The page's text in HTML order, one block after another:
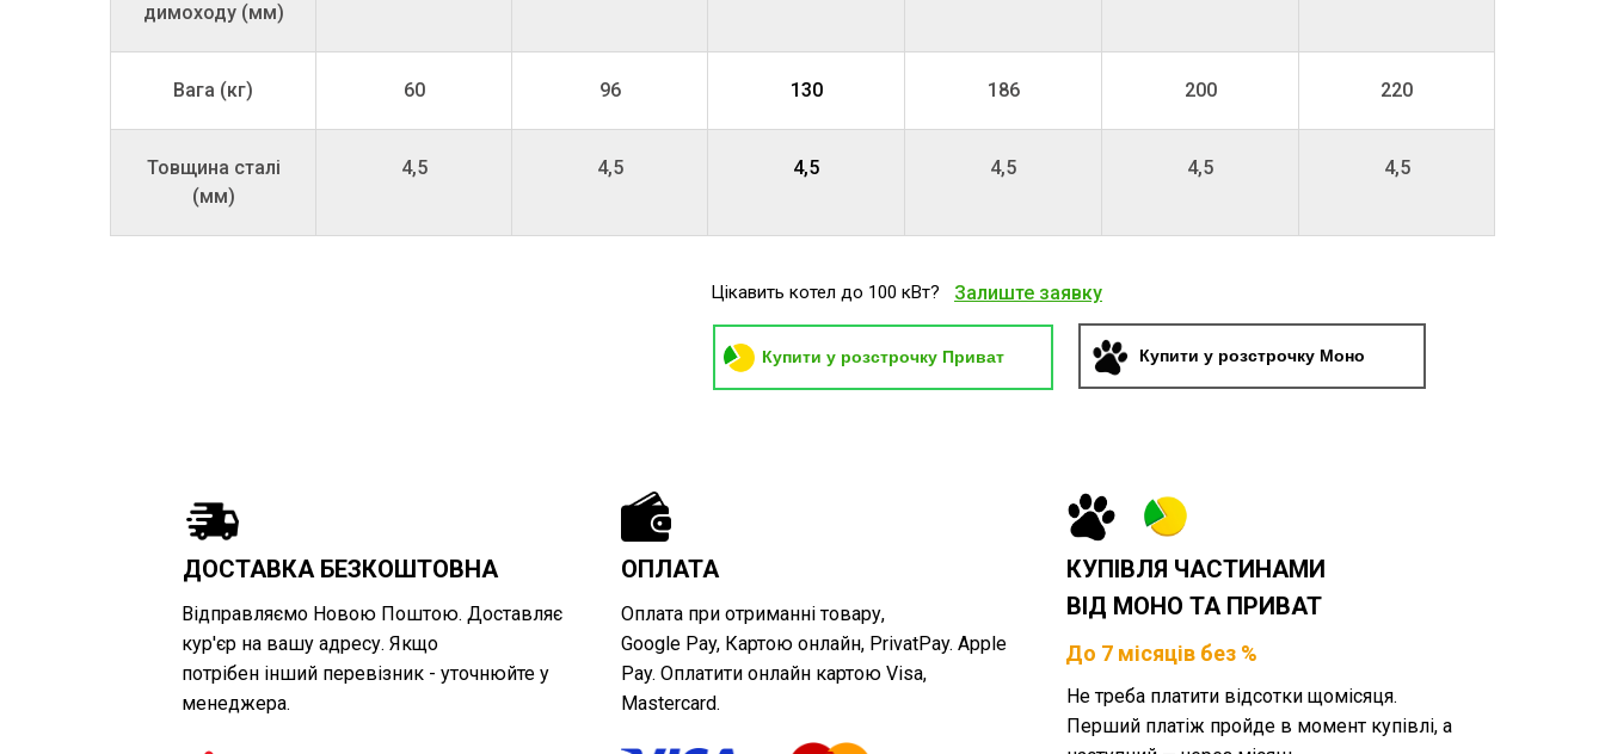
димоходу (мм)
Вага (кг) 60 96 130 186 200 220
Товщина сталі
(мм)
4,5 4,5 4,5 4,5 4,5 4,5
Цікавить котел до 100 кВт? Залиште заявку
Купити у розстрочку Приват Купити у розстрочку Моно
ДОСТАВКА БЕЗКОШТОВНА
Відправляємо Новою Поштою. Доставляє
кур'єр на вашу адресу. Якщо
потрібен інший перевізник - уточнюйте у
менеджера.
ОПЛАТА
Оплата при отриманні товару,
Google Pay, Картою онлайн, PrivatPay. Apple
Pay. Оплатити онлайн картою Visa,
Mastercard.
КУПІВЛЯ ЧАСТИНАМИ
ВІД МОНО ТА ПРИВАТ
Не треба платити відсотки щомісяця.
Перший платіж пройде в момент купівлі, а
До 7 місяців без %